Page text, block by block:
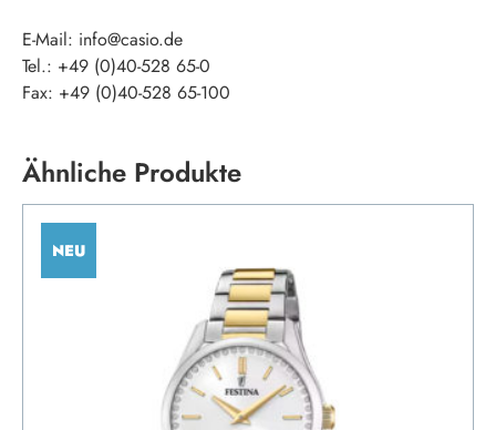
E-Mail: info@casio.de
Tel.: +49 (0)40-528 65-0
Fax: +49 (0)40-528 65-100
Ähnliche Produkte
NEU